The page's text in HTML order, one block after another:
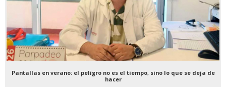
Pantallas en verano: el peligro no es el tiempo, sino lo que se deja de
hacer